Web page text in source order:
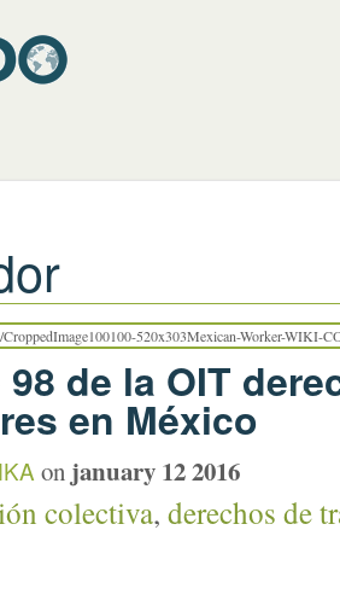
de la OIT
en México
on january 12 2016
colectiva, derechos de